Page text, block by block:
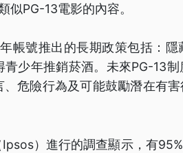
似PG-13電影的內容。
帳號推出的長期政策包括：
少年推銷菸酒。未來PG-13
危險行為及可能鼓勵潛在有
）進行的調查顯示，有